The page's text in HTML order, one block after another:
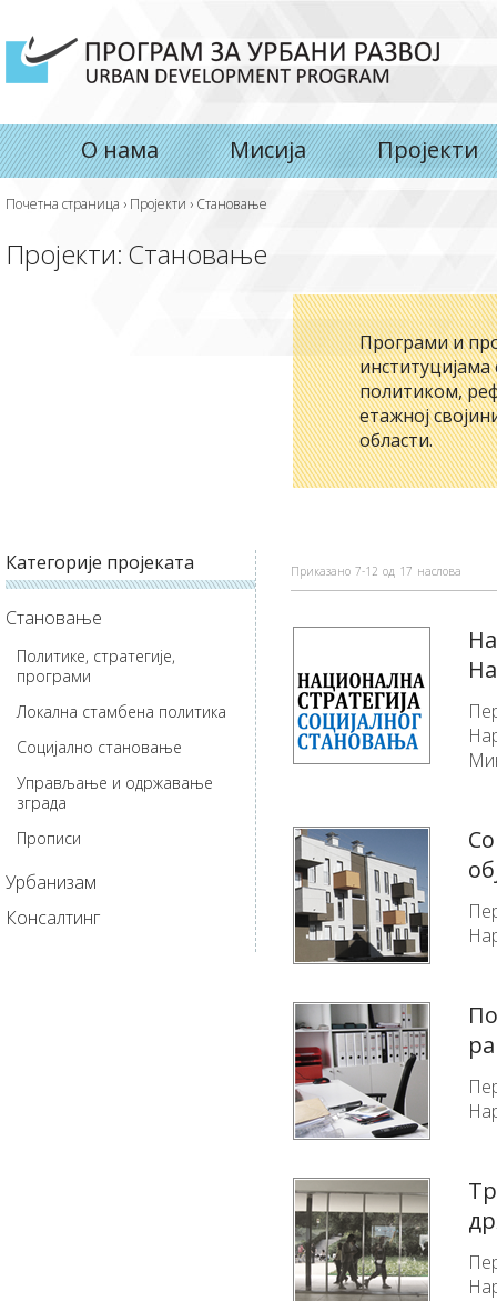
О нама Мисија Пројекти
Почетна страница › Пројекти › Становање
Пројекти: Становање
Програми и
политиком,
етажној
области.
Категорије пројеката
Становање
Политике, стратегије,
програми
Локална стамбена политика
Социјално становање
Управљање и одржавање
зграда
Прописи
Урбанизам
Консалтинг
Приказано 7-12 од 17 наслова